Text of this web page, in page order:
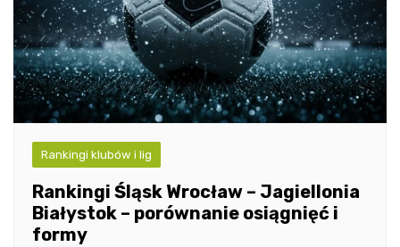
Rankingi klubów i lig
Rankingi Śląsk Wrocław – Jagiellonia
Białystok – porównanie osiągnięć i
formy